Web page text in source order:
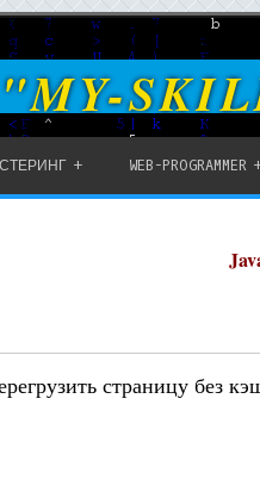
"MY-
WEB-PROGRAMMER
страницу без